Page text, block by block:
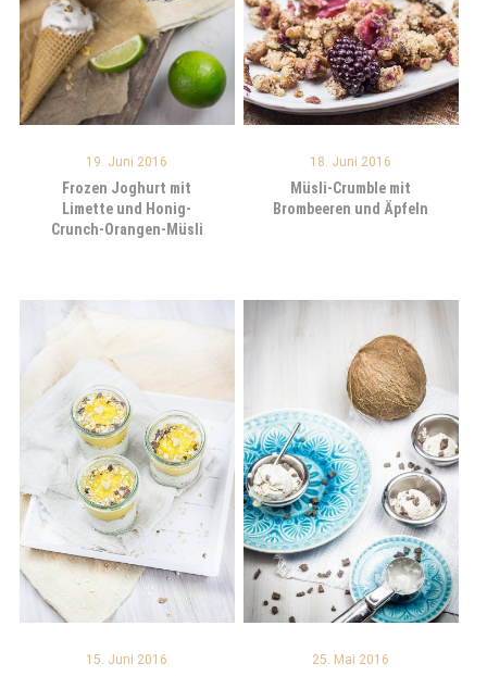
19. Juni 2016
Frozen Joghurt mit
Limette und Honig-
Crunch-Orangen-Müsli
18. Juni 2016
Müsli-Crumble mit
Brombeeren und Äpfeln
15. Juni 2016 25. Mai 2016